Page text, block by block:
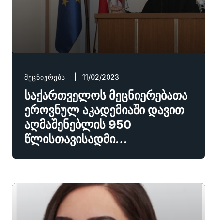
ᲛᲔᲪᲜᲘᲔᲠᲔᲑᲐ | 11/02/2023
საქართველოს მეცნიერებათა
ეროვნულ აკადემიაში დავით
აღმაშენებლის 950
წლისთავისადმი…